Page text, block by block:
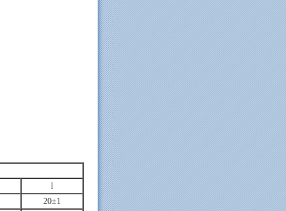
l
20±1